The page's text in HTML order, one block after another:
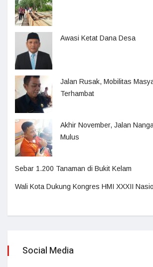
Awasi Ketat Dana Desa
Jalan Rusak, Mobilitas
Terhambat
Akhir November, Jalan
Mulus
Sebar 1.200 Tanaman di Bukit Kelam
Wali Kota Dukung Kongres HMI XXXII
Social Media